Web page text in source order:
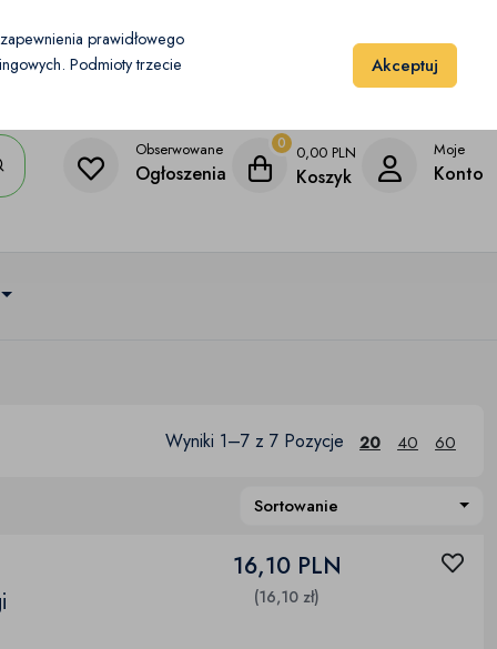
Moje konto Dodaj przedmiot
Obserwowane
Ogłoszenia
0 0,00 PLN
Koszyk
Moje
Konto
Wyniki 1–7 z 7 Pozycje 20 40 60
Sortowanie
16,10 PLN
(16,10 zł)
prawidłowego
Podmioty trzecie
Akceptuj